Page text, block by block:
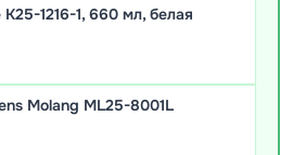
1216-1, 660 мл, белая
Molang ML25-8001L